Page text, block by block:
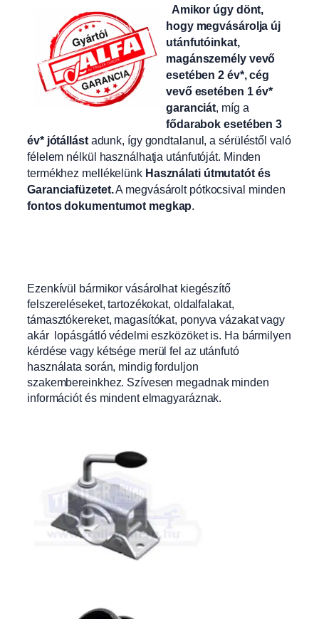
Amikor úgy dönt,
hogy megvásárolja új
utánfutóinkat,
magánszemély vevő
esetében 2 év*, cég
vevő esetében 1 év*
garanciát, míg a
fődarabok esetében 3
év* jótállástadunk, így gondtalanul, a sérüléstől való
félelem nélkül használhatja utánfutóját. Minden
termékhez mellékelünk Használati útmutatót és
Garanciafüzetet.A megvásárolt pótkocsival minden
fontos dokumentumot megkap.
Ezenkívül bármikor vásárolhat kiegészítő
felszereléseket, tartozékokat, oldalfalakat,
támasztókereket, magasítókat, ponyva vázakat vagy
akár lopásgátló védelmi eszközöket is. Ha bármilyen
kérdése vagy kétsége merül fel az utánfutó
használata során, mindig forduljon
szakembereinkhez. Szívesen megadnak minden
információt és mindent elmagyaráznak.